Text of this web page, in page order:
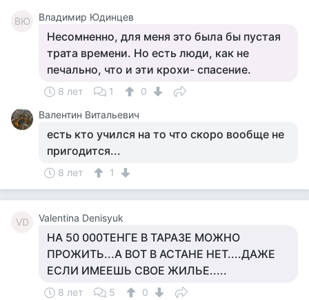
ВЮ Владимир Юдинцев
Несомненно, для меня это была бы пустая
трата времени. Но есть люди, как не
печально, что и эти крохи- спасение.
8 лет 1
0
Валентин Витальевич
есть кто учился на то что скоро вообще не
пригодится...
8 лет 1
VD Valentina Denisyuk
НА 50 000ТЕНГЕ В ТАРАЗЕ МОЖНО
ПРОЖИТЬ...А ВОТ В АСТАНЕ НЕТ....ДАЖЕ
ЕСЛИ ИМЕЕШЬ СВОЕ ЖИЛЬЕ.....
8 лет 5 0